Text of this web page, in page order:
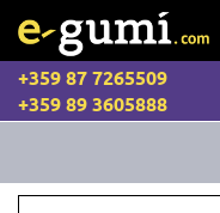
+359 87 7265509
+359 89 3605888